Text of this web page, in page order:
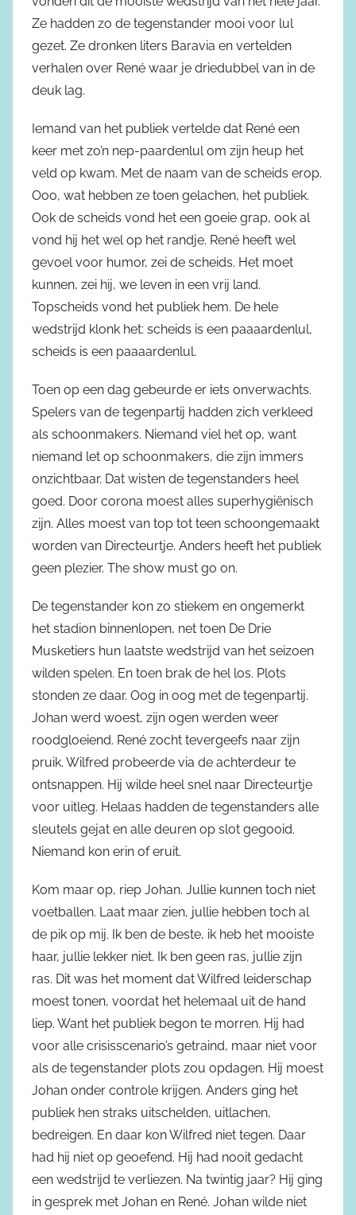
Ze hadden zo de tegenstander mooi voor lul
gezet. Ze dronken liters Baravia en vertelden
verhalen over René waar je driedubbel van in de
deuk lag.
Iemand van het publiek vertelde dat René een
keer met zo’n nep-paardenlul om zijn heup het
veld op kwam. Met de naam van de scheids erop.
Ooo, wat hebben ze toen gelachen, het publiek.
Ook de scheids vond het een goeie grap, ook al
vond hij het wel op het randje. René heeft wel
gevoel voor humor, zei de scheids. Het moet
kunnen, zei hij, we leven in een vrij land.
Topscheids vond het publiek hem. De hele
wedstrijd klonk het: scheids is een paaaardenlul,
scheids is een paaaardenlul.
Toen op een dag gebeurde er iets onverwachts.
Spelers van de tegenpartij hadden zich verkleed
als schoonmakers. Niemand viel het op, want
niemand let op schoonmakers, die zijn immers
onzichtbaar. Dat wisten de tegenstanders heel
goed. Door corona moest alles superhygiënisch
zijn. Alles moest van top tot teen schoongemaakt
worden van Directeurtje. Anders heeft het publiek
geen plezier. The show must go on.
De tegenstander kon zo stiekem en ongemerkt
het stadion binnenlopen, net toen De Drie
Musketiers hun laatste wedstrijd van het seizoen
wilden spelen. En toen brak de hel los. Plots
stonden ze daar. Oog in oog met de tegenpartij.
Johan werd woest, zijn ogen werden weer
roodgloeiend. René zocht tevergeefs naar zijn
pruik. Wilfred probeerde via de achterdeur te
ontsnappen. Hij wilde heel snel naar Directeurtje
voor uitleg. Helaas hadden de tegenstanders alle
sleutels gejat en alle deuren op slot gegooid.
Niemand kon erin of eruit.
Kom maar op, riep Johan. Jullie kunnen toch niet
voetballen. Laat maar zien, jullie hebben toch al
de pik op mij. Ik ben de beste, ik heb het mooiste
haar, jullie lekker niet. Ik ben geen ras, jullie zijn
ras. Dit was het moment dat Wilfred leiderschap
moest tonen, voordat het helemaal uit de hand
liep. Want het publiek begon te morren. Hij had
voor alle crisisscenario’s getraind, maar niet voor
als de tegenstander plots zou opdagen. Hij moest
Johan onder controle krijgen. Anders ging het
publiek hen straks uitschelden, uitlachen,
bedreigen. En daar kon Wilfred niet tegen. Daar
had hij niet op geoefend. Hij had nooit gedacht
een wedstrijd te verliezen. Na twintig jaar? Hij ging
in gesprek met Johan en René. Johan wilde niet